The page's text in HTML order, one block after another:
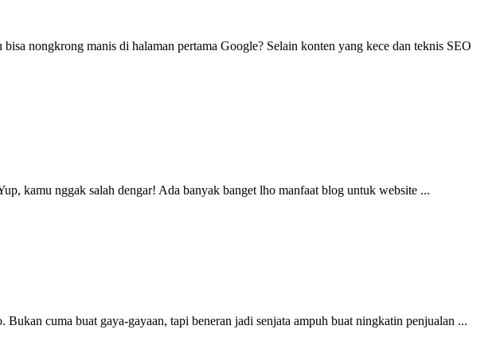
nongkrong manis di halaman pertama Google? Selain konten yang kece dan teknis SEO
kamu nggak salah dengar! Ada banyak banget lho manfaat blog untuk website ...
cuma buat gaya-gayaan, tapi beneran jadi senjata ampuh buat ningkatin penjualan ...